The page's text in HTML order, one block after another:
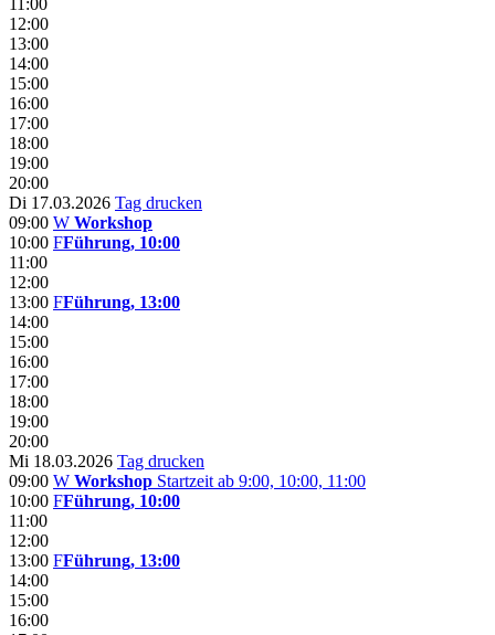
11:00
12:00
13:00
14:00
15:00
16:00
17:00
18:00
19:00
20:00
Di 17.03.2026 Tag drucken
09:00 W Workshop
10:00 FFührung, 10:00
11:00
12:00
13:00 FFührung, 13:00
14:00
15:00
16:00
17:00
18:00
19:00
20:00
Mi 18.03.2026 Tag drucken
09:00 W Workshop Startzeit ab 9:00, 10:00, 11:00
10:00 FFührung, 10:00
11:00
12:00
13:00 FFührung, 13:00
14:00
15:00
16:00